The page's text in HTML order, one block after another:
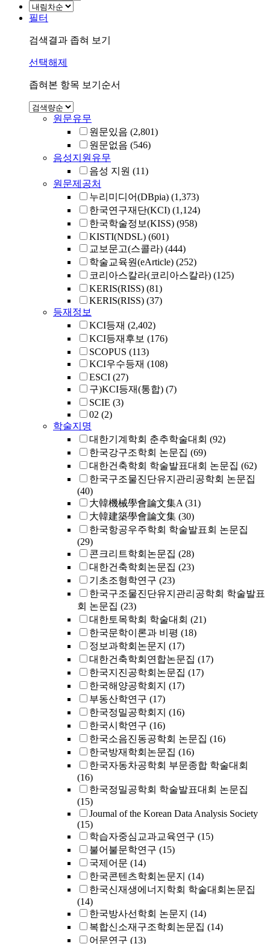
필터
검색결과 좁혀 보기
선택해제
좁혀본 항목 보기순서
원문유무
원문있음 (2,801)
원문없음 (546)
음성지원유무
음성 지원 (11)
원문제공처
누리미디어(DBpia) (1,373)
한국연구재단(KCI) (1,124)
한국학술정보(KISS) (958)
KISTI(NDSL) (601)
교보문고(스콜라) (444)
학술교육원(eArticle) (252)
코리아스칼라(코리아스칼라) (125)
KERIS(RISS) (81)
KERIS(RISS) (37)
등재정보
KCI등재 (2,402)
KCI등재후보 (176)
SCOPUS (113)
KCI우수등재 (108)
ESCI (27)
구)KCI등재(통합) (7)
SCIE (3)
02 (2)
학술지명
대한기계학회 춘추학술대회 (92)
한국강구조학회 논문집 (69)
대한건축학회 학술발표대회 논문집 (62)
한국구조물진단유지관리공학회 논문집
(40)
大韓機械學會論文集A (31)
大韓建築學會論文集 (30)
한국항공우주학회 학술발표회 논문집
(29)
콘크리트학회논문집 (28)
대한건축학회논문집 (23)
기초조형학연구 (23)
한국구조물진단유지관리공학회 학술발표
회 논문집 (23)
대한토목학회 학술대회 (21)
한국문학이론과 비평 (18)
정보과학회논문지 (17)
대한건축학회연합논문집 (17)
한국지진공학회논문집 (17)
한국해양공학회지 (17)
부동산학연구 (17)
한국정밀공학회지 (16)
한국시학연구 (16)
한국소음진동공학회 논문집 (16)
한국방재학회논문집 (16)
한국자동차공학회 부문종합 학술대회
(16)
한국정밀공학회 학술발표대회 논문집
(15)
Journal of the Korean Data Analysis Society
(15)
학습자중심교과교육연구 (15)
불어불문학연구 (15)
국제어문 (14)
한국콘텐츠학회논문지 (14)
한국신재생에너지학회 학술대회논문집
(14)
한국방사선학회 논문지 (14)
복합신소재구조학회논문집 (14)
어문연구 (13)